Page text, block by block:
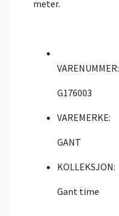
meter.
VARENUMMER:
G176003
VAREMERKE:
GANT
KOLLEKSJON:
Gant time